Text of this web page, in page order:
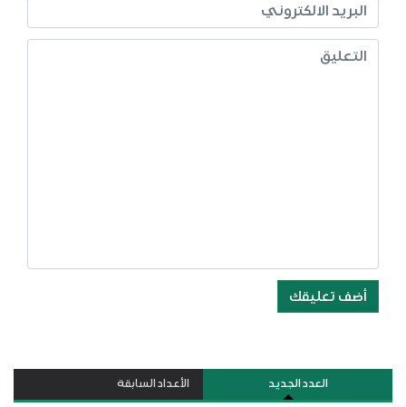
أضف تعليقك
العدد الجديد الأعداد السابقة